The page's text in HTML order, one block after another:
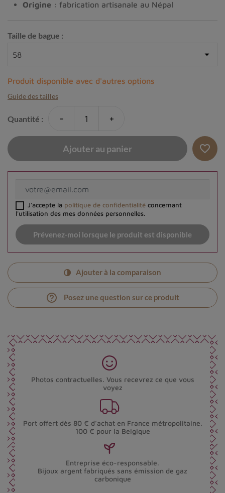
Origine : fabrication artisanale au Népal
Taille de bague :
Produit disponible avec d'autres options
Guide des tailles
Quantité : - +
Ajouter au panier favorite_border
J'accepte la politique de confidentialitéconcernant
l'utilisation des mes données personnelles.
Prévenez-moi lorsque le produit est disponible
Ajouter à la comparaison
help_outline Posez une question sur ce produit
Photos contractuelles. Vous recevrez ce que vous
voyez
Port offert dès 80 € d’achat en France métropolitaine.
100 € pour la Belgique
Entreprise éco-responsable.
Bijoux argent fabriqués sans émission de gaz
carbonique